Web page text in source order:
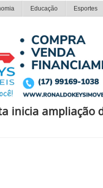
Educação Esportes
inicia ampliação